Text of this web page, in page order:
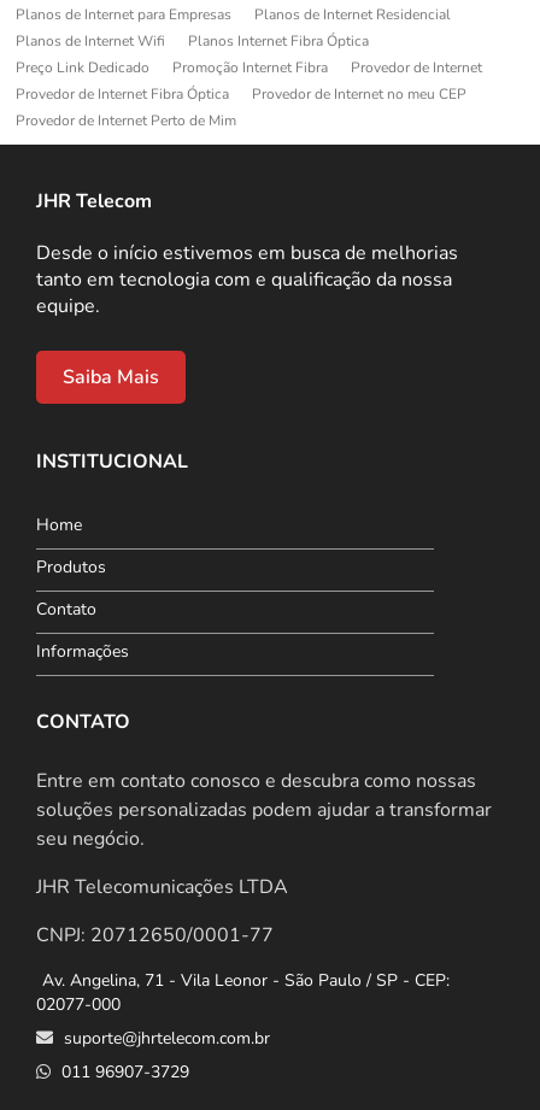
Planos de Internet para Empresas
Planos de Internet Residencial
Planos de Internet Wifi
Planos Internet Fibra Óptica
Preço Link Dedicado
Promoção Internet Fibra
Provedor de Internet
Provedor de Internet Fibra Óptica
Provedor de Internet no meu CEP
Provedor de Internet Perto de Mim
JHR Telecom
Desde o início estivemos em busca de melhorias
tanto em tecnologia com e qualificação da nossa
equipe.
Saiba Mais
INSTITUCIONAL
Home
Produtos
Contato
Informações
CONTATO
Entre em contato conosco e descubra como nossas
soluções personalizadas podem ajudar a transformar
seu negócio.
JHR Telecomunicações LTDA
CNPJ: 20712650/0001-77
Av. Angelina, 71 - Vila Leonor - São Paulo / SP - CEP:
02077-000
suporte@jhrtelecom.com.br
011 96907-3729